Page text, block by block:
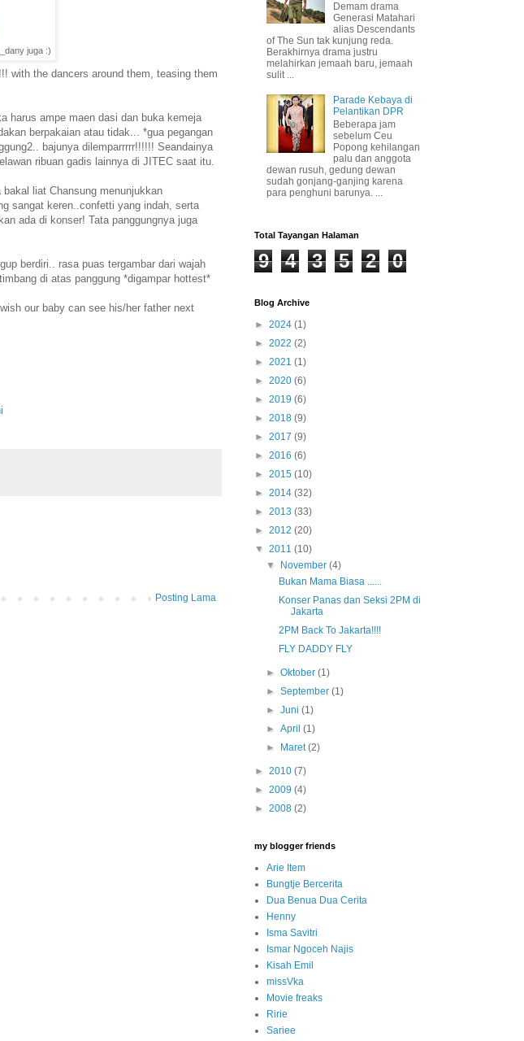
juga :)
with the dancers around them, teasing them
harus ampe maen dasi dan buka kemeja
berpakaian atau tidak... *gua pegangan
bajunya dilemparrrrr!!!!!! Seandainya
ribuan gadis lainnya di JITEC saat itu.
liat Chansung menunjukkan
sangat keren..confetti yang indah, serta
ada di konser! Tata panggungnya juga
berdiri.. rasa puas tergambar dari wajah
di atas panggung *digampar hottest*
our baby can see his/her father next
Posting Lama
Demam drama
Generasi Matahari
alias Descendants
of The Sun tak kunjung reda.
Berakhirnya drama justru
melahirkan jemaah baru, jemaah
sulit ...
Parade Kebaya di
Pelantikan DPR
Beberapa jam
sebelum Ceu
Popong kehilangan
palu dan anggota
dewan rusuh, gedung dewan
sudah gonjang-ganjing karena
para penghuni barunya. ...
Total Tayangan Halaman
9 4 3 5 2 0
Blog Archive
► 2024 (1)
► 2022 (2)
► 2021 (1)
► 2020 (6)
► 2019 (6)
► 2018 (9)
► 2017 (9)
► 2016 (6)
► 2015 (10)
► 2014 (32)
► 2013 (33)
► 2012 (20)
▼ 2011 (10)
▼ November(4)
Bukan Mama Biasa ......
Konser Panas dan Seksi 2PM di
Jakarta
2PM Back To Jakarta!!!!
FLY DADDY FLY
►Oktober(1)
►September(1)
►Juni(1)
►April(1)
► Maret(2)
► 2010 (7)
► 2009 (4)
► 2008 (2)
my blogger friends
Arie Item
Bungtje Bercerita
Dua Benua Dua Cerita
Henny
Isma Savitri
Ismar Ngoceh Najis
Kisah Emil
missVka
Movie freaks
Ririe
Sariee